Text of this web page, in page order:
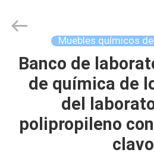
INICIO
PRODUCTOS
SOBRE
Reserved.
Developed
Muebles químicos
Banco de
de química de
del
polipropileno
clavo